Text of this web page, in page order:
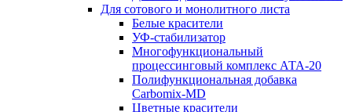
Для сотового и монолитного листа
Белые красители
УФ-стабилизатор
Многофункциональный
процессинговый комплекс АТА-20
Полифункциональная добавка
Carbomix-MD
Цветные красители